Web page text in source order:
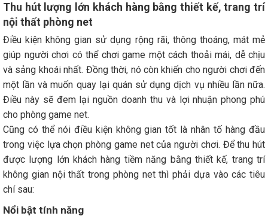
Thu hút lượng lớn khách hàng bằng thiết kế, trang trí
nội thất phòng net
Điều kiện không gian sử dụng rộng rãi, thông thoáng, mát mẻ
giúp người chơi có thể chơi game một cách thoải mái, dễ chịu
và sảng khoái nhất. Đồng thời, nó còn khiến cho người chơi đến
một lần và muốn quay lại quán sử dụng dịch vụ nhiều lần nữa.
Điều này sẽ đem lại nguồn doanh thu và lợi nhuận phong phú
cho phòng game net.
Cũng có thể nói điều kiện không gian tốt là nhân tố hàng đầu
trong việc lựa chọn phòng game net của người chơi. Để thu hút
được lượng lớn khách hàng tiềm năng bằng thiết kế, trang trí
không gian nội thất trong phòng net thì phải dựa vào các tiêu
chí sau:
Nổi bật tính năng